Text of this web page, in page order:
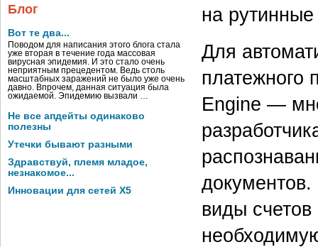
Блог
Вот те два...
Поводом для написания этого блога стала
уже вторая в течение года массовая
вирусная эпидемия. И это стало очень
неприятным прецедентом. Ведь столь
масштабных заражений не было уже очень
давно. Впрочем, данная ситуация была
ожидаемой. Эпидемию вызвали …
Не все апдейты одинаково
полезны
Утечки бывают разными
Здравствуй, племя младое,
незнакомое...
Инновации для сетей X5
на рутинные
Для
платежного
Engine —
виды счетов